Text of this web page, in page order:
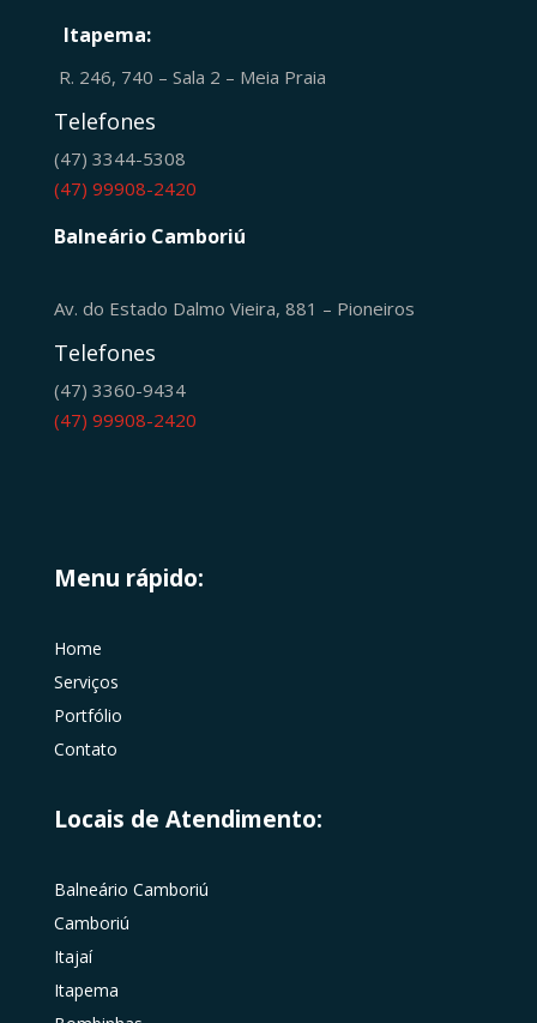
Itapema:
R. 246, 740 – Sala 2 – Meia Praia
Telefones
(47) 3344-5308
(47) 99908-2420
Balneário Camboriú
Av. do Estado Dalmo Vieira, 881 – Pioneiros
Telefones
(47) 3360-9434
(47) 99908-2420
Menu rápido:
Home
Serviços
Portfólio
Contato
Locais de Atendimento:
Balneário Camboriú
Camboriú
Itajaí
Itapema